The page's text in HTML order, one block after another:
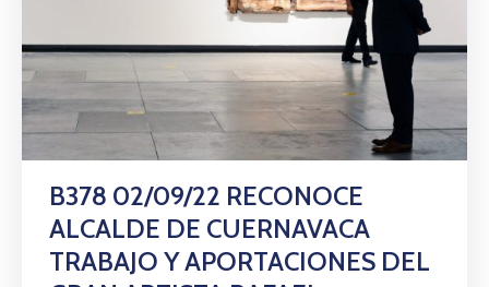
B378 02/09/22 RECONOCE
ALCALDE DE CUERNAVACA
TRABAJO Y APORTACIONES DEL